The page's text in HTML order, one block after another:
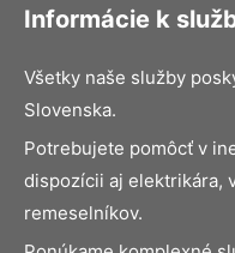
Informácie k
Všetky naše služby
Slovenska.
Potrebujete pomôcť v
dispozícii aj elektrikára,
remeselníkov.